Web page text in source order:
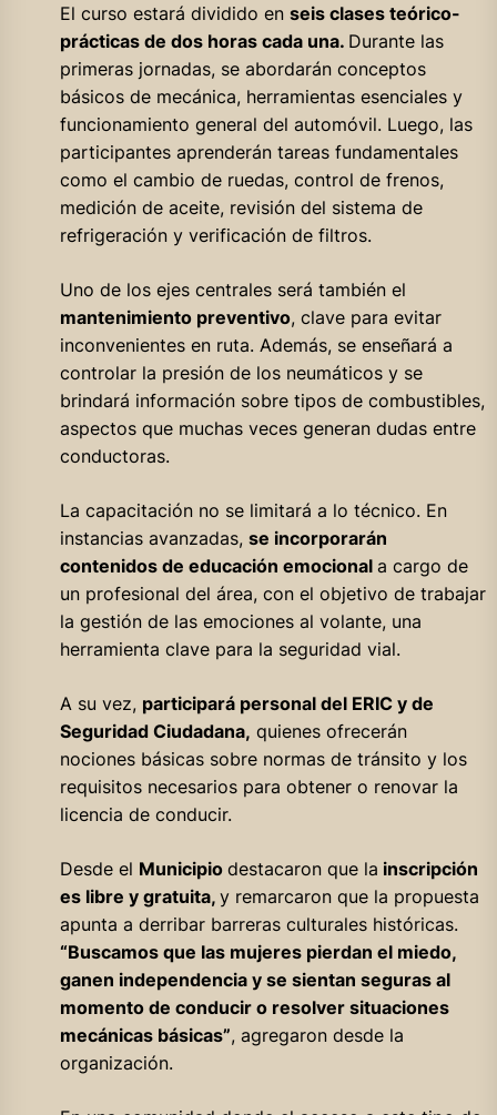
El curso estará dividido en seis clases teórico-
prácticas de dos horas cada una. Durante las
primeras jornadas, se abordarán conceptos
básicos de mecánica, herramientas esenciales y
funcionamiento general del automóvil. Luego, las
participantes aprenderán tareas fundamentales
como el cambio de ruedas, control de frenos,
medición de aceite, revisión del sistema de
refrigeración y verificación de filtros.
Uno de los ejes centrales será también el
mantenimiento preventivo, clave para evitar
inconvenientes en ruta. Además, se enseñará a
controlar la presión de los neumáticos y se
brindará información sobre tipos de combustibles,
aspectos que muchas veces generan dudas entre
conductoras.
La capacitación no se limitará a lo técnico. En
instancias avanzadas, se incorporarán
contenidos de educación emocional a cargo de
un profesional del área, con el objetivo de trabajar
la gestión de las emociones al volante, una
herramienta clave para la seguridad vial.
A su vez, participará personal del ERIC y de
Seguridad Ciudadana, quienes ofrecerán
nociones básicas sobre normas de tránsito y los
requisitos necesarios para obtener o renovar la
licencia de conducir.
Desde el Municipio destacaron que la inscripción
es libre y gratuita, y remarcaron que la propuesta
apunta a derribar barreras culturales históricas.
“Buscamos que las mujeres pierdan el miedo,
ganen independencia y se sientan seguras al
momento de conducir o resolver situaciones
mecánicas básicas”, agregaron desde la
organización.